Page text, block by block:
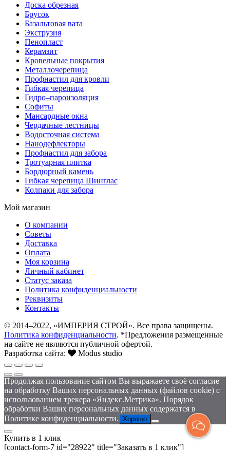
Доска обрезная
Брусок
Базальтовая вата
Экструзия
Пенопласт
Керамзит
Кровельные покрытия
Металлочерепица
Профнастил для кровли
Гибкая черепица
Гидро–пароизоляция
Софиты
Мансардные окна
Чердачные лестницы
Водосточная система
Нанодефлекторы
Профнастил для забора
Тротуарная плитка
Бордюрный камень
Гибкая черепица Шинглас
Колпаки для забора
Мой магазин
О компании
Советы
Доставка
Оплата
Моя корзина
Личный кабинет
Статус заказа
Политика конфиденциальности
Реквизиты
Контакты
© 2014–2022, «ИМПЕРИЯ СТРОЙ». Все права защищены.
Политика конфиденциальности. *Предложения размещенные
на сайте не являются публичной офертой.
Разработка сайта:
Modus studio
Продолжая пользование сайтом Вы выражаете своё согласие
на обработку Ваших персональных данных (файлов cookie) с
использованием трекера «Яндекс.Метрика». Порядок
обработки Ваших персональных данных содержатся в
Политике конфиденциальности. Хорошо
Купить в 1 клик
[contact-form-7 id="28922" title="Заказать в 1 клик"]